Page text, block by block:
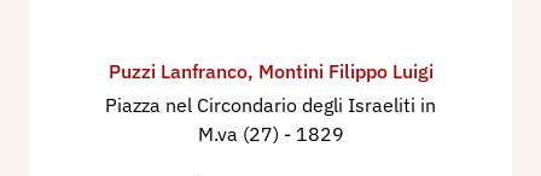
Puzzi Lanfranco, Montini Filippo Luigi
Piazza nel Circondario degli Israeliti in
M.va (27) - 1829